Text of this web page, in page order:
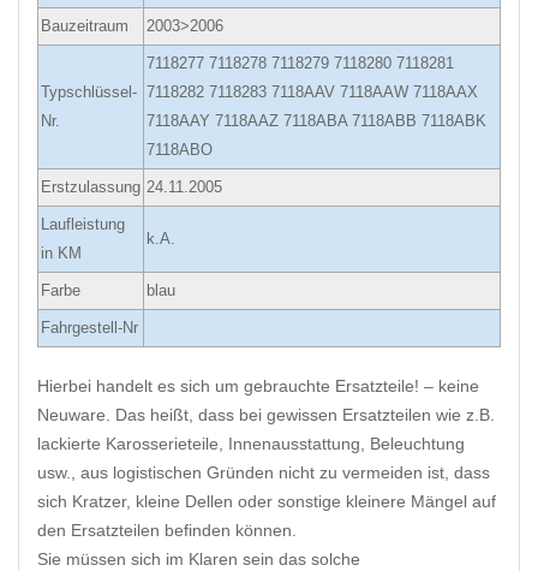
Bauzeitraum 2003>2006
Typschlüssel-
Nr.
7118277 7118278 7118279 7118280 7118281
7118282 7118283 7118AAV 7118AAW 7118AAX
7118AAY 7118AAZ 7118ABA 7118ABB 7118ABK
7118ABO
Erstzulassung 24.11.2005
Laufleistung
in KM
k.A.
Farbe blau
Fahrgestell-Nr
Hierbei handelt es sich um gebrauchte Ersatzteile! – keine
Neuware. Das heißt, dass bei gewissen Ersatzteilen wie z.B.
lackierte Karosserieteile, Innenausstattung, Beleuchtung
usw., aus logistischen Gründen nicht zu vermeiden ist, dass
sich Kratzer, kleine Dellen oder sonstige kleinere Mängel auf
den Ersatzteilen befinden können.
Sie müssen sich im Klaren sein das solche